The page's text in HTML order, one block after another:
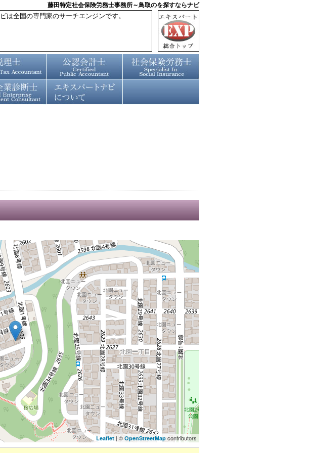
藤田特定社会保険労務士事務所～鳥取のを探すならナビ
は全国の専門家のサーチエンジンです。
Leaflet | © OpenStreetMap contributors